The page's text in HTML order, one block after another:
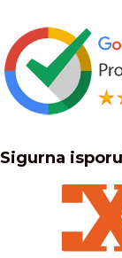
Sigurna